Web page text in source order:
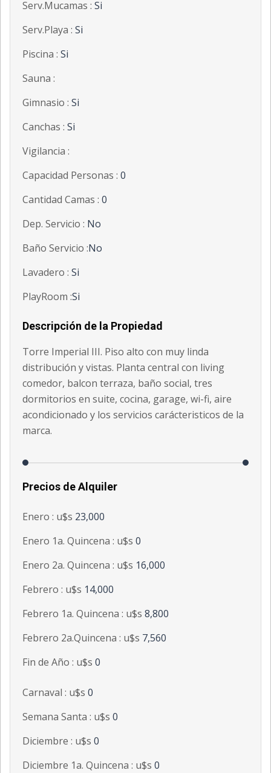
Serv.Mucamas : Si
Serv.Playa : Si
Piscina : Si
Sauna :
Gimnasio : Si
Canchas : Si
Vigilancia :
Capacidad Personas : 0
Cantidad Camas : 0
Dep. Servicio : No
Baño Servicio :No
Lavadero : Si
PlayRoom :Si
Descripción de la Propiedad
Torre Imperial III. Piso alto con muy linda
distribución y vistas. Planta central con living
comedor, balcon terraza, baño social, tres
dormitorios en suite, cocina, garage, wi-fi, aire
acondicionado y los servicios carácteristicos de la
marca.
Precios de Alquiler
Enero : u$s 23,000
Enero 1a. Quincena : u$s 0
Enero 2a. Quincena : u$s 16,000
Febrero : u$s 14,000
Febrero 1a. Quincena : u$s 8,800
Febrero 2a.Quincena : u$s 7,560
Fin de Año : u$s 0
Carnaval : u$s 0
Semana Santa : u$s 0
Diciembre : u$s 0
Diciembre 1a. Quincena : u$s 0